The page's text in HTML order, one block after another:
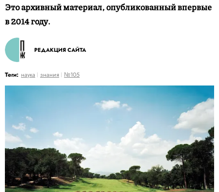
Это архивный материал, опубликованный впервые
в 2014 году.
РЕДАКЦИЯ САЙТА
Теги: наука знания №105